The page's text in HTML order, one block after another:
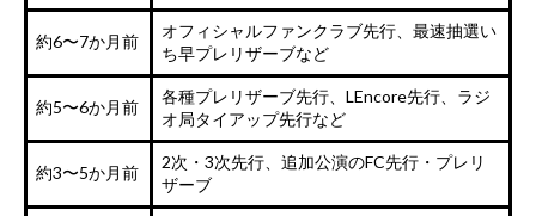
約6〜7か月前
オフィシャルファンクラブ先行、最速抽選い
ち早プレリザーブなど
約5〜6か月前
各種プレリザーブ先行、LEncore先行、ラジ
オ局タイアップ先行など
約3〜5か月前
2次・3次先行、追加公演のFC先行・プレリ
ザーブ